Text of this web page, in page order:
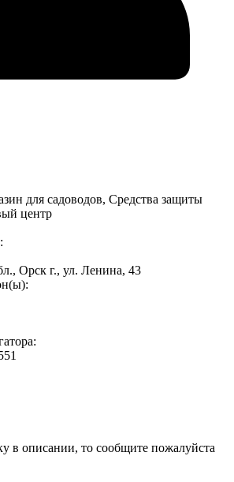
для садоводов, Средства защиты
центр
Орск г., ул. Ленина, 43
в описании, то сообщите пожалуйста